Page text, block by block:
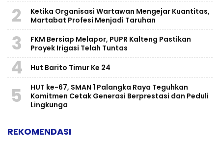
2
Ketika Organisasi Wartawan Mengejar Kuantitas,
Martabat Profesi Menjadi Taruhan
3
FKM Bersiap Melapor, PUPR Kalteng Pastikan
Proyek Irigasi Telah Tuntas
4 Hut Barito Timur Ke 24
5
HUT ke-67, SMAN 1 Palangka Raya Teguhkan
Komitmen Cetak Generasi Berprestasi dan Peduli
Lingkunga
REKOMENDASI